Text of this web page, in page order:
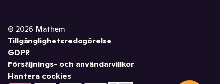
© 2026 Mathem
Tillgänglighetsredogörelse
GDPR
Försäljnings- och användarvillkor
Hantera cookies